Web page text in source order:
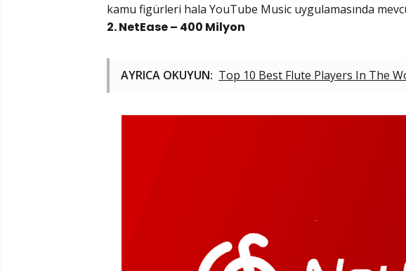
kamu figürleri hala YouTube Music uygulamasında
2. NetEase – 400 Milyon
AYRICA OKUYUN: Top 10 Best Flute Players In The